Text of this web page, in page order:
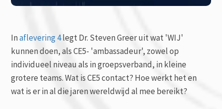
Inaflevering 4legt Dr. Steven Greer uit wat 'WIJ'
kunnen doen, als CE5- 'ambassadeur', zowel op
individueel niveau als in groepsverband, in kleine
grotere teams. Wat is CE5 contact? Hoe werkt het en
wat is er in al die jaren wereldwijd al mee bereikt?